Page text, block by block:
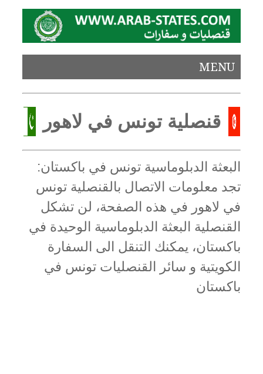
MENU
قنصلية تونس في لاهور
البعثة الدبلوماسية تونس في باكستان:
تجد معلومات الاتصال بالقنصلية تونس
في لاهور في هذه الصفحة، لن تشكل
القنصلية البعثة الدبلوماسية الوحيدة في
باكستان، يمكنك التنقل الى السفارة
الكويتية و سائر القنصليات تونس في
باكستان